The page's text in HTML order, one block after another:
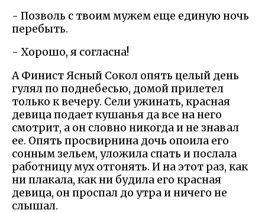
- Позволь с твоим мужем еще единую ночь
перебыть.
- Хорошо, я согласна!
А Финист Ясный Сокол опять целый день
гулял по поднебесью, домой прилетел
только к вечеру. Сели ужинать, красная
девица подает кушанья да все на него
смотрит, а он словно никогда и не знавал
ее. Опять просвирнина дочь опоила его
сонным зельем, уложила спать и послала
работницу мух отгонять. И на этот раз, как
ни плакала, как ни будила его красная
девица, он проспал до утра и ничего не
слышал.